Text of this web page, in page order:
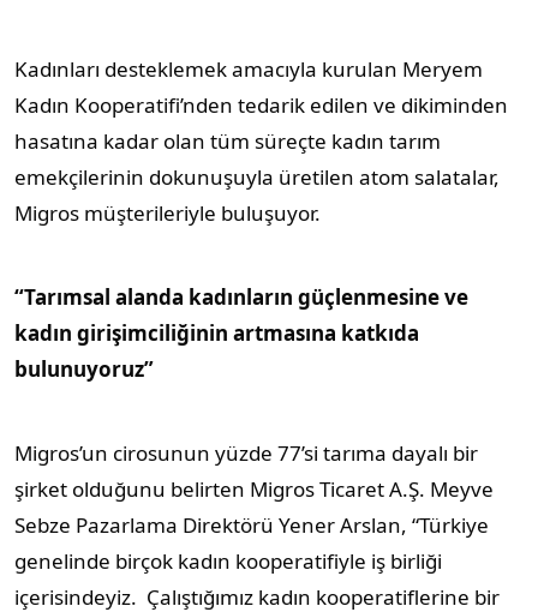
Kadınları desteklemek amacıyla kurulan Meryem
Kadın Kooperatifi’nden tedarik edilen ve dikiminden
hasatına kadar olan tüm süreçte kadın tarım
emekçilerinin dokunuşuyla üretilen atom salatalar,
Migros müşterileriyle buluşuyor.
“Tarımsal alanda kadınların güçlenmesine ve
kadın girişimciliğinin artmasına katkıda
bulunuyoruz”
Migros’un cirosunun yüzde 77’si tarıma dayalı bir
şirket olduğunu belirten Migros Ticaret A.Ş. Meyve
Sebze Pazarlama Direktörü Yener Arslan, “Türkiye
genelinde birçok kadın kooperatifiyle iş birliği
içerisindeyiz. Çalıştığımız kadın kooperatiflerine bir